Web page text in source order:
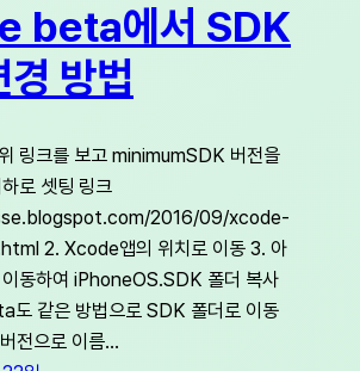
beta에서 SDK
경 방법
링크를 보고 minimumSDK 버전을
로 셋팅 링크
2016/09/xcode-
2. Xcode앱의 위치로 이동 3. 아
이동하여 iPhoneOS.SDK 폴더 복사
같은 방법으로 SDK 폴더로 이동
전으로 이름…